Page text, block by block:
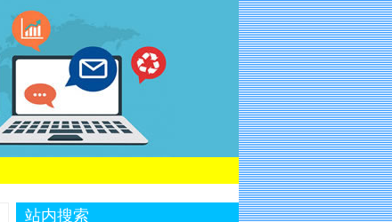
站内搜索